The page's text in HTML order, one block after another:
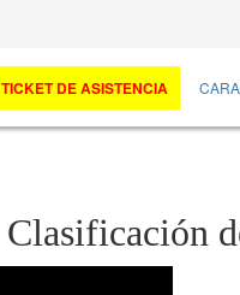
TICKET DE ASISTENCIA
Clasificación